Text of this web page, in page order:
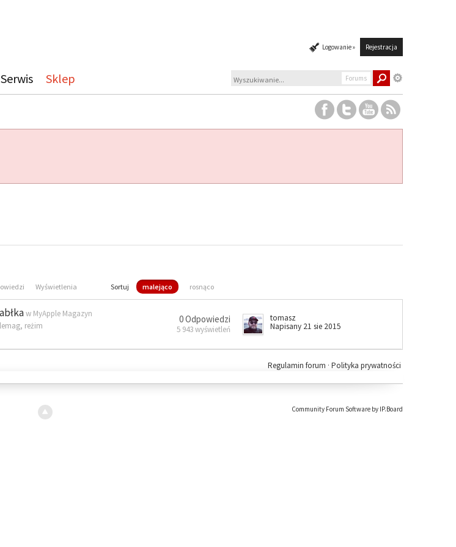
Logowanie » Rejestracja
Serwis Sklep Forums
Wyświetlenia Sortuj malejąco rosnąco
w MyApple Magazyn
, reżim
0 Odpowiedzi
5 943 wyświetleń
tomasz
Napisany 21 sie 2015
Polityka prywatności
Regulamin forum ·
Community Forum Software by IP.Board